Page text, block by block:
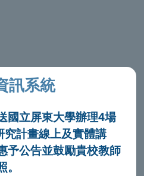
訊系統
國立屏東大學辦理4場
究計畫線上及實體講
予公告並鼓勵貴校教師